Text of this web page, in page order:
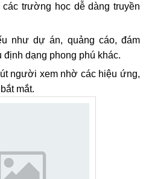
trường học dễ dàng truyền
như dự án, quảng cáo, đám
dạng phong phú khác.
người xem nhờ các hiệu ứng,
mắt.